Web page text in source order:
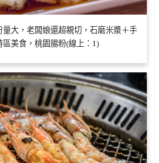
大，老闆娘還超親切，石磨米漿＋手
美食，桃園腸粉(線上：1)